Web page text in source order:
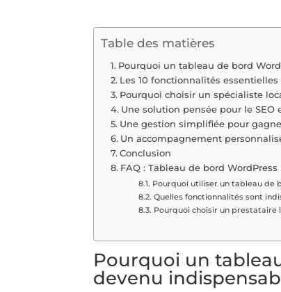
Table des matières
Pourquoi un tableau de bord
Les 10 fonctionnalités
Pourquoi choisir un spécialiste
Une solution pensée pour le SEO
Une gestion simplifiée pour
Un accompagnement
Conclusion
FAQ : Tableau de bord WordPress
Pourquoi utiliser un tableau de
Quelles fonctionnalités sont
Pourquoi choisir un prestataire
Pourquoi un
devenu